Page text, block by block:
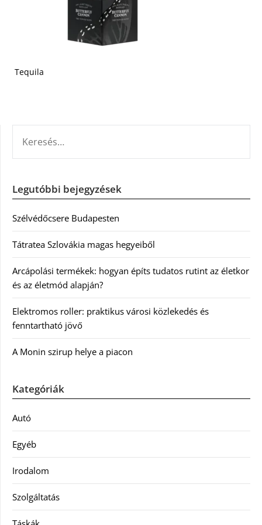
Tequila
Legutóbbi bejegyzések
Szélvédőcsere Budapesten
Tátratea Szlovákia magas hegyeiből
Arcápolási termékek: hogyan építs tudatos rutint az életkor
és az életmód alapján?
Elektromos roller: praktikus városi közlekedés és
fenntartható jövő
A Monin szirup helye a piacon
Kategóriák
Autó
Egyéb
Irodalom
Szolgáltatás